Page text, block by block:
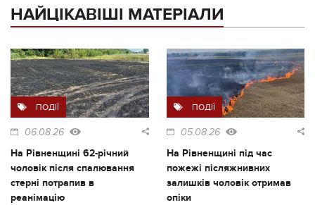
НАЙЦІКАВІШІ МАТЕРІАЛИ
ПОДІЇ
06.08.26
На Рівненщині 62-річний
чоловік після спалювання
стерні потрапив в
реанімацію
ПОДІЇ
05.08.26
На Рівненщині під час
пожежі післяжнивних
залишків чоловік отримав
опіки